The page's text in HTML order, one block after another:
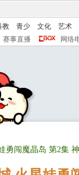
教 青少 文化
艺术
赛事直播 网络
勇闯魔晶岛 第2集